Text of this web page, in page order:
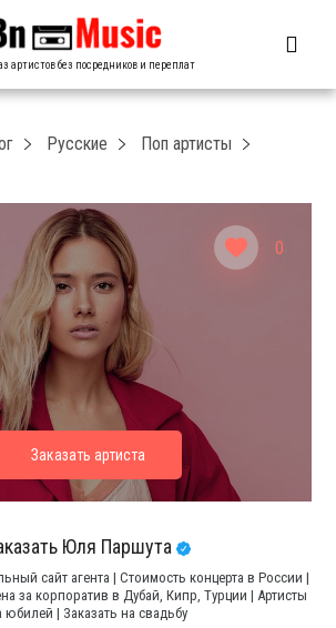
артистов без посредников и переплат
0
Русские
Поп артисты
Юля Паршута
сайт агента | Стоимость концерта в России |
за корпоратив в Дубай, Кипр, Турции | Артисты
юбилей | Заказать на свадьбу